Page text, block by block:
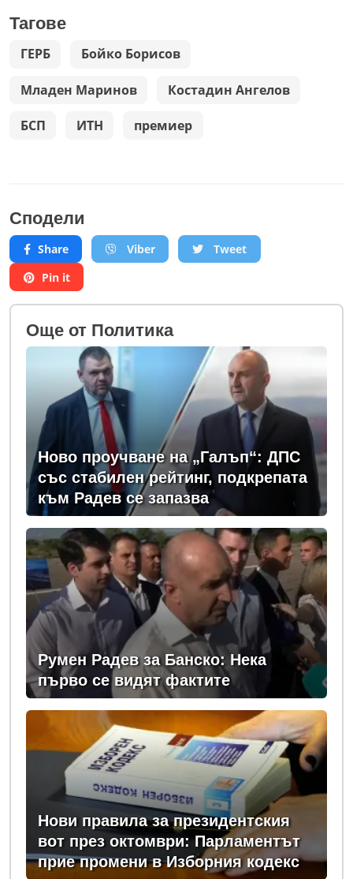
Тагове
ГЕРБ Бойко Борисов
Младен Маринов Костадин Ангелов
БСП ИТН премиер
Сподели
Share Viber
Tweet
Pin it
Oще от Политика
Ново проучване на „Галъп“: ДПС
със стабилен рейтинг, подкрепата
към Радев се запазва
Румен Радев за Банско: Нека
първо се видят фактите
Нови правила за президентския
вот през октомври: Парламентът
прие промени в Изборния кодекс